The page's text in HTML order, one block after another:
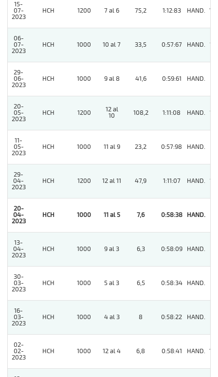
15-
07-
2023
HCH 1200 7 al 6 75,2 1:12:83 HAND. 14
06-
07-
2023
HCH 1000 10 al 7 33,5 0:57:67 HAND. 13
29-
06-
2023
HCH 1000 9 al 8 41,6 0:59:61 HAND.
20-
05-
2023
HCH 1200
12 al
10
108,2 1:11:08 HAND. 13
11-
05-
2023
HCH 1000 11 al 9 23,2 0:57:98 HAND.
29-
04-
2023
HCH 1200 12 al 11 47,9 1:11:07 HAND. 13
20-
04-
2023
HCH 1000 11 al 5 7,6 0:58:38 HAND.
13-
04-
2023
HCH 1000 9 al 3 6,3 0:58:09 HAND.
30-
03-
2023
HCH 1000 5 al 3 6,5 0:58:34 HAND.
16-
03-
2023
HCH 1000 4 al 3 8 0:58:22 HAND.
02-
02-
2023
HCH 1000 12 al 4 6,8 0:58:41 HAND. 10